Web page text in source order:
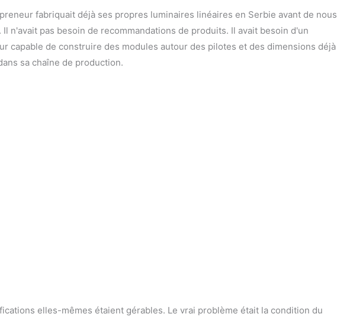
fabriquait déjà ses propres luminaires linéaires en Serbie avant de nous
Il n'avait pas besoin de recommandations de produits. Il avait besoin d'un
capable de construire des modules autour des pilotes et des dimensions déjà
sa chaîne de production.
elles-mêmes étaient gérables. Le vrai problème était la condition du